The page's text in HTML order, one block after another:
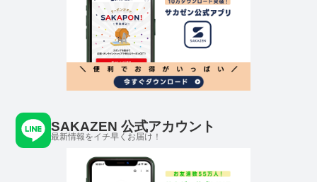
SAKAZEN 公式アカウント
最新情報をイチ早くお届け！